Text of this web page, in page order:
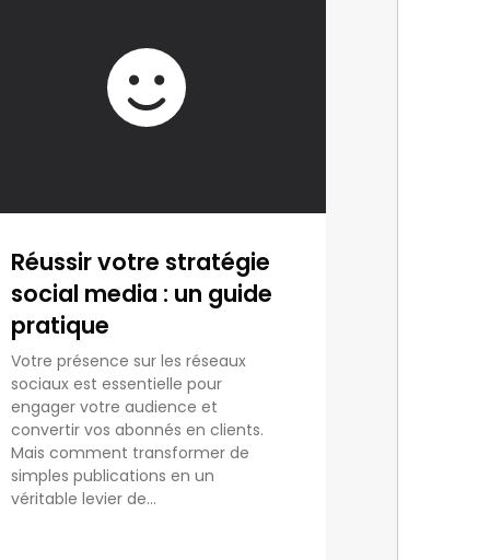
Réussir votre stratégie
social media : un guide
pratique
Votre présence sur les réseaux
sociaux est essentielle pour
engager votre audience et
convertir vos abonnés en clients.
Mais comment transformer de
simples publications en un
véritable levier de...